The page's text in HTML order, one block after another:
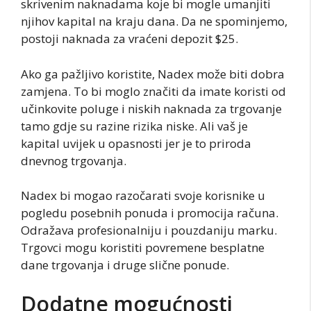
skrivenim naknadama koje bi mogle umanjiti
njihov kapital na kraju dana. Da ne spominjemo,
postoji naknada za vraćeni depozit $25.
Ako ga pažljivo koristite, Nadex može biti dobra
zamjena. To bi moglo značiti da imate koristi od
učinkovite poluge i niskih naknada za trgovanje
tamo gdje su razine rizika niske. Ali vaš je
kapital uvijek u opasnosti jer je to priroda
dnevnog trgovanja.
Nadex bi mogao razočarati svoje korisnike u
pogledu posebnih ponuda i promocija računa.
Odražava profesionalniju i pouzdaniju marku.
Trgovci mogu koristiti povremene besplatne
dane trgovanja i druge slične ponude.
Dodatne mogućnosti